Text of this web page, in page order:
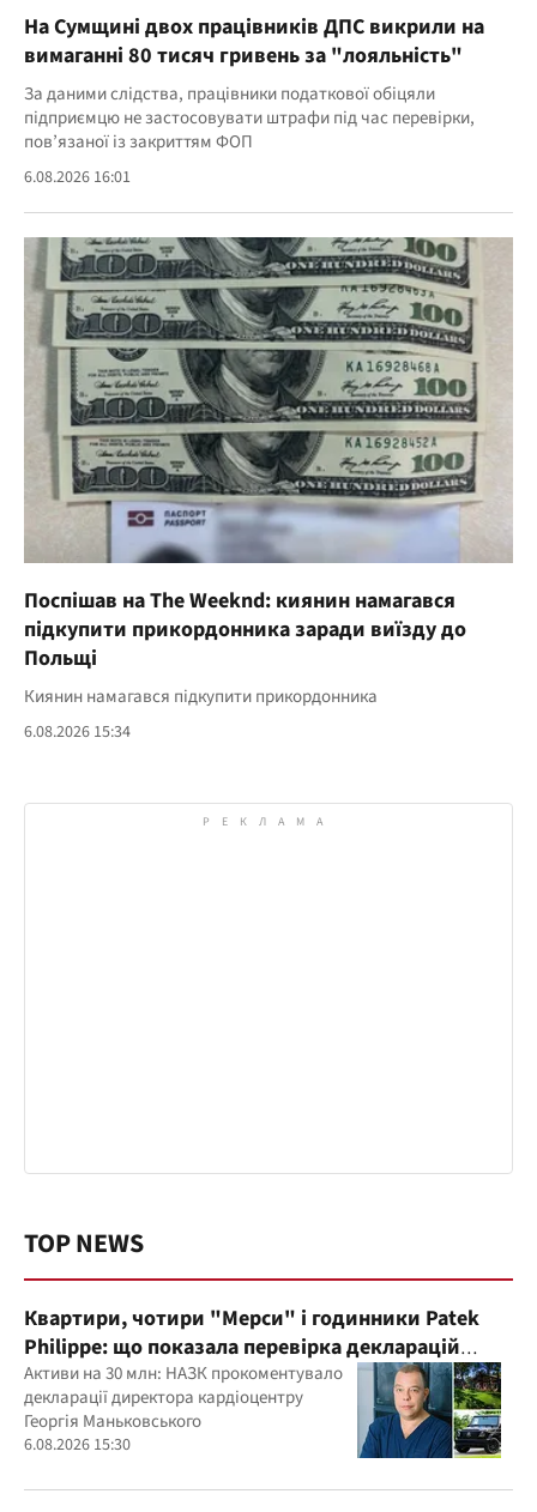
На Сумщині двох працівників ДПС викрили на
вимаганні 80 тисяч гривень за "лояльність"
За даними слідства, працівники податкової обіцяли
підприємцю не застосовувати штрафи під час перевірки,
пов’язаної із закриттям ФОП
6.08.2026 16:01
Поспішав на The Weeknd: киянин намагався
підкупити прикордонника заради виїзду до
Польщі
Киянин намагався підкупити прикордонника
6.08.2026 15:34
TOP NEWS
Квартири, чотири "Мерси" і годинники Patek
Philippe: що показала перевірка декларацій
керівника дитячого кардіоцентру
Маньковського і що каже НАЗК?
Активи на 30 млн: НАЗК прокоментувало
декларації директора кардіоцентру
Георгія Маньковського
6.08.2026 15:30